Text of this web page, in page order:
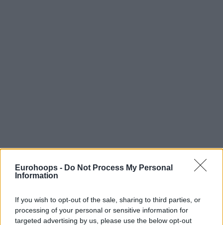
Eurohoops - Do Not Process My Personal
Information
If you wish to opt-out of the sale, sharing to third parties, or
processing of your personal or sensitive information for
targeted advertising by us, please use the below opt-out
Του Μιχάλη Γκιουλένογλου/info@eurohoops.net